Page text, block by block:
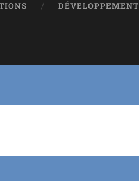
DÉVELOPPEMENT